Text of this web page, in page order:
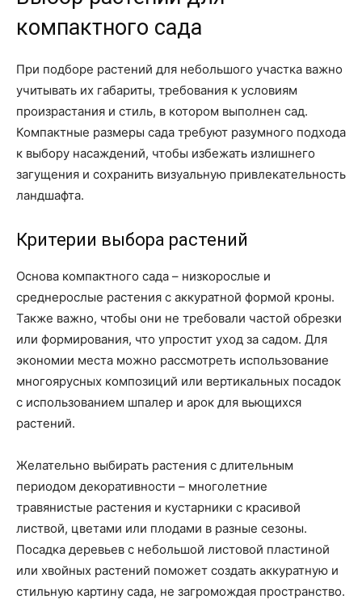
компактного сада
При подборе растений для небольшого участка важно
учитывать их габариты, требования к условиям
произрастания и стиль, в котором выполнен сад.
Компактные размеры сада требуют разумного подхода
к выбору насаждений, чтобы избежать излишнего
загущения и сохранить визуальную привлекательность
ландшафта.
Критерии выбора растений
Основа компактного сада – низкорослые и
среднерослые растения с аккуратной формой кроны.
Также важно, чтобы они не требовали частой обрезки
или формирования, что упростит уход за садом. Для
экономии места можно рассмотреть использование
многоярусных композиций или вертикальных посадок
с использованием шпалер и арок для вьющихся
растений.
Желательно выбирать растения с длительным
периодом декоративности – многолетние
травянистые растения и кустарники с красивой
листвой, цветами или плодами в разные сезоны.
Посадка деревьев с небольшой листовой пластиной
или хвойных растений поможет создать аккуратную и
стильную картину сада, не загромождая пространство.